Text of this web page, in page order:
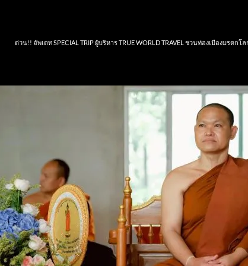
ด่วน!! อัพเดท SPECIAL TRIP ผู้บริหาร TRUE WORLD TRAVEL ชวนท่องเมืองมรดกโล